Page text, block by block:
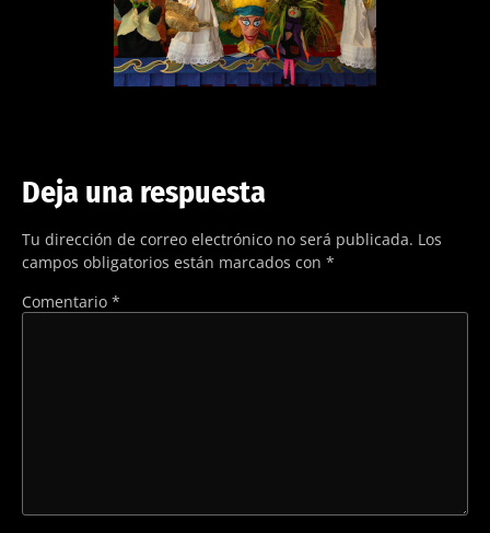
Deja una respuesta
Tu dirección de correo electrónico no será publicada. Los
campos obligatorios están marcados con *
Comentario *